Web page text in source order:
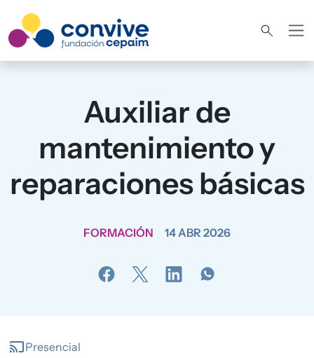
Auxiliar de
mantenimiento y
reparaciones básicas
FORMACIÓN 14 ABR 2026
castPresencial